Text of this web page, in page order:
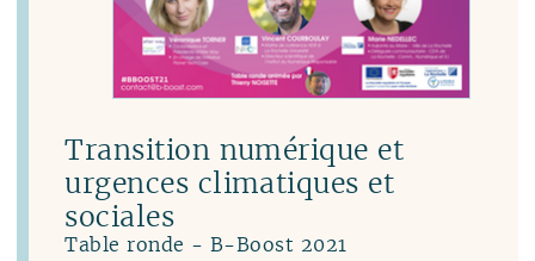
Transition numérique et
urgences climatiques et
sociales
Table ronde - B-Boost 2021